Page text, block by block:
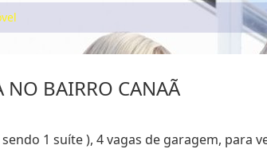
NO BAIRRO CANAÃ
1 suíte ), 4 vagas de garagem, para